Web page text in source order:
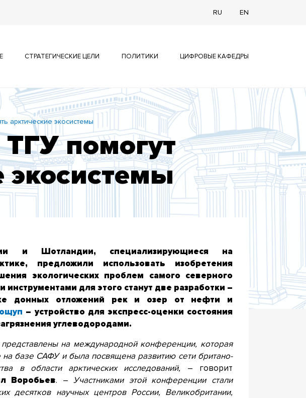
RU EN
СТРАТЕГИЧЕСКИЕ ЦЕЛИ ПОЛИТИКИ ЦИФРОВЫЕ КАФЕДРЫ
арктические экосистемы
помогут
экосистемы
и Шотландии, специализирующиеся на
предложили использовать изобретения
экологических проблем самого северного
для этого станут две разработки –
донных отложений рек и озер от нефти и
– устройство для экспресс-оценки состояния
углеводородами.
на международной конференции, которая
на базе САФУ и была посвящена развитию сети британо-
в области арктических исследований, – говорит
Воробьев. –Участниками этой конференции стали
десятков научных центров России, Великобритании,